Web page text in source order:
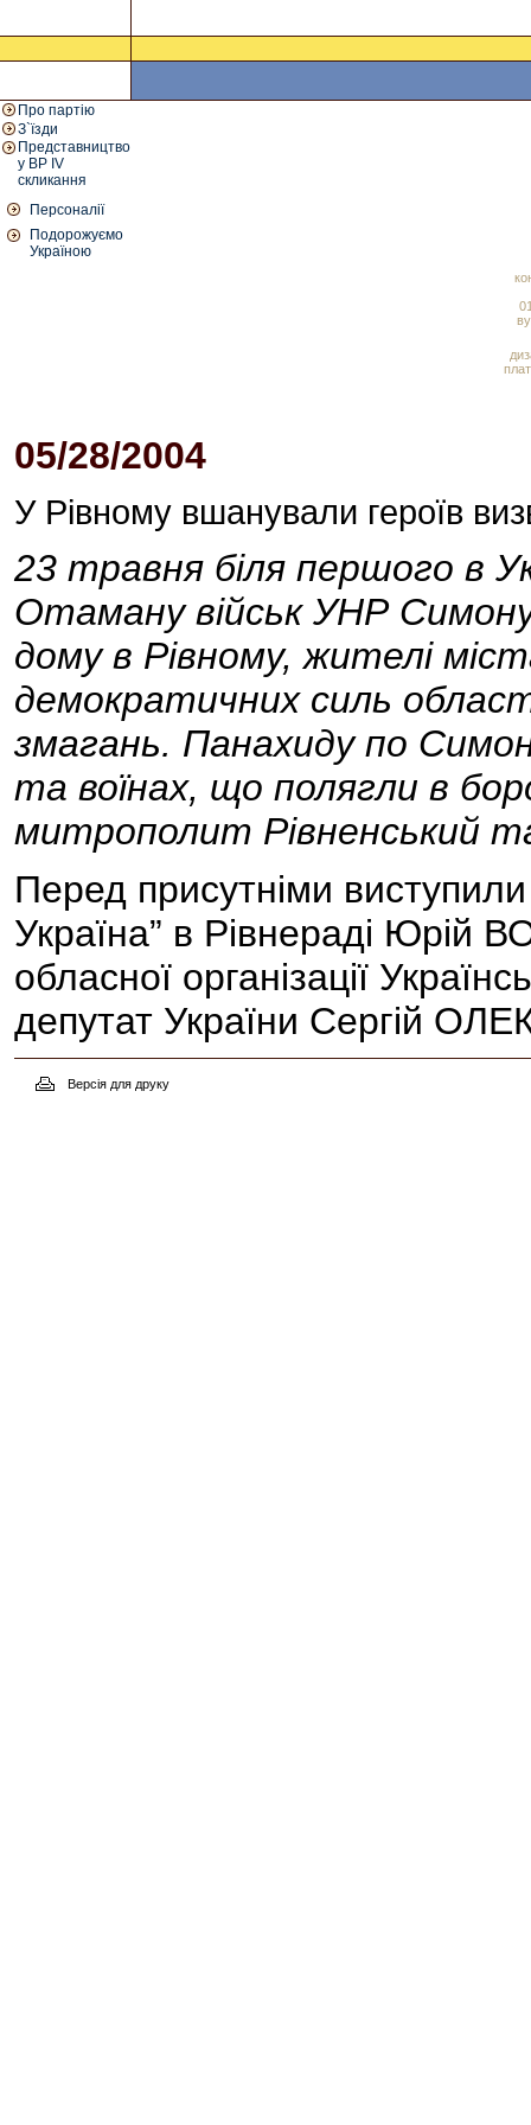
Про партію
З`їзди
Представництво
у ВР IV
скликання
Персоналії
Подорожуємо
Україною
05/28/2004
У Рівному вшанували героїв
23 травня біля першого в
Отаману військ УНР
дому в Рівному, жителі
демократичних силь
змагань. Панахиду по
та воїнах, що полягли в
митрополит Рівненський
Перед присутніми
Україна” в Рівнераді Юрій
обласної організації
депутат України Сергій
Версія для друку